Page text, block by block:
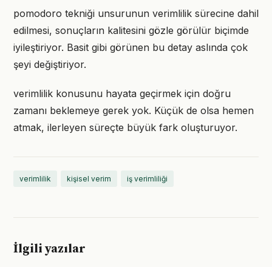
pomodoro tekniği unsurunun verimlilik sürecine dahil
edilmesi, sonuçların kalitesini gözle görülür biçimde
iyileştiriyor. Basit gibi görünen bu detay aslında çok
şeyi değiştiriyor.
verimlilik konusunu hayata geçirmek için doğru
zamanı beklemeye gerek yok. Küçük de olsa hemen
atmak, ilerleyen süreçte büyük fark oluşturuyor.
verimlilik kişisel verim iş verimliliği
İlgili yazılar